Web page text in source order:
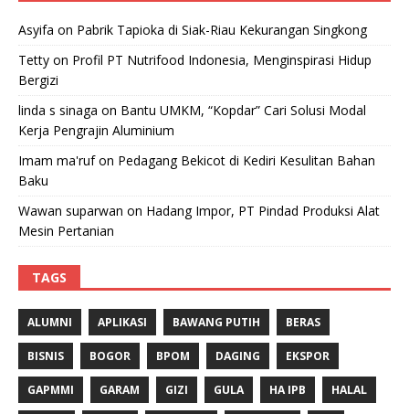
Asyifa on Pabrik Tapioka di Siak-Riau Kekurangan Singkong
Tetty on Profil PT Nutrifood Indonesia, Menginspirasi Hidup
Bergizi
linda s sinaga on Bantu UMKM, “Kopdar” Cari Solusi Modal
Kerja Pengrajin Aluminium
Imam ma'rufon Pedagang Bekicot di Kediri Kesulitan Bahan
Baku
Wawan suparwan on Hadang Impor, PT Pindad Produksi Alat
Mesin Pertanian
TAGS
ALUMNI APLIKASI BAWANG PUTIH BERAS
BISNIS BOGOR BPOM DAGING EKSPOR
GAPMMI GARAM GIZI GULA HA IPB HALAL